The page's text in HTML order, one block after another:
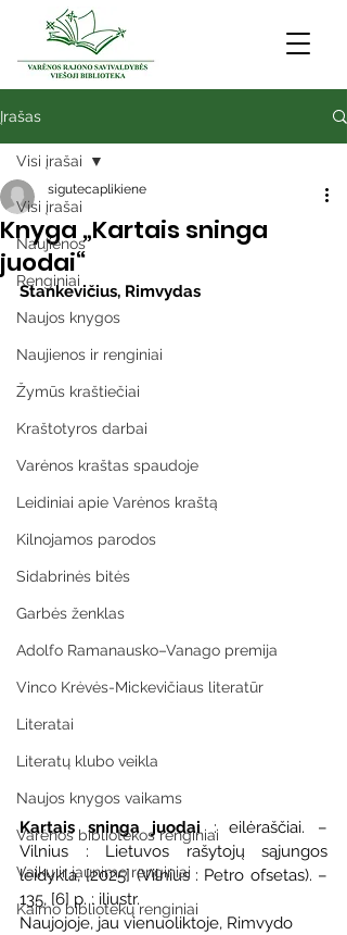
Įrašas
Visi įrašai
Naujienos
Renginiai
Naujos knygos
Naujienos ir renginiai
Žymūs kraštiečiai
Kraštotyros darbai
Varėnos kraštas spaudoje
Leidiniai apie Varėnos kraštą
Kilnojamos parodos
Sidabrinės bitės
Garbės ženklas
Adolfo Ramanausko–Vanago premija
Vinco Krėvės-Mickevičiaus literatūr
Literatai
Literatų klubo veikla
Naujos knygos vaikams
Varėnos bibliotekos renginiai
Vaikų ir jaunimo renginiai
Kaimo bibliotekų renginiai
Visi įrašai
Knyga „Kartais sninga
juodai“
sigutecaplikiene
Stankevičius, Rimvydas
Kartais sninga juodai : eilėraščiai. –
Vilnius : Lietuvos rašytojų sąjungos
leidykla, [2025] (Vilnius : Petro ofsetas). –
135, [6] p. : iliustr.
Naujojoje, jau vienuoliktoje, Rimvydo